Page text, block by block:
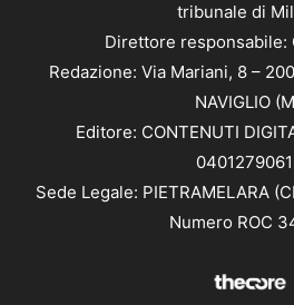
tribunale di
Direttore responsabile:
Redazione: Via Mariani, 8 –
NAVIGLIO
Editore: CONTENUTI
Sede Legale: PIETRAMELARA
Numero ROC